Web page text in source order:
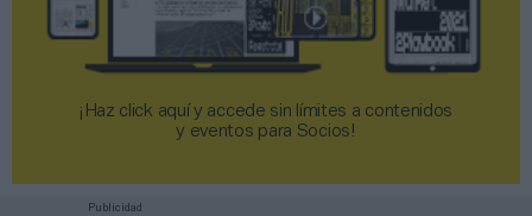
¡Haz click aquí y accede sin límites a contenidos
y eventos para Socios!​​​​​​​
Publicidad